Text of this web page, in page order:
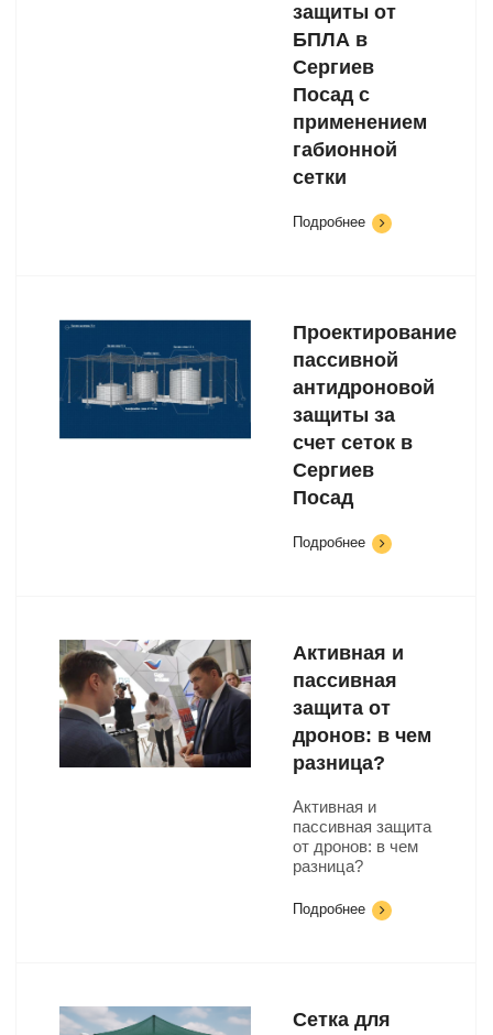
защиты от
БПЛА в
Сергиев
Посад с
применением
габионной
сетки
Подробнее
Проектирование
пассивной
антидроновой
защиты за
счет сеток в
Сергиев
Посад
Подробнее
Активная и
пассивная
защита от
дронов: в чем
разница?
Активная и
пассивная защита
от дронов: в чем
разница?
Подробнее
Сетка для